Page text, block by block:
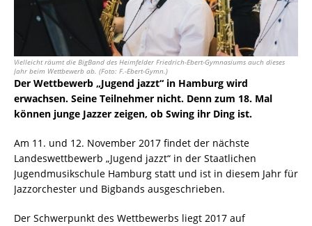
Vielleicht räumt die BigBand des Heimfelder Friedrich-Ebert-Gymnasiums auch dieses
Jahr beim Wettbewerb ab. (Foto: F.-Ebert-Gymn.)
Der Wettbewerb „Jugend jazzt“ in Hamburg wird
erwachsen. Seine Teilnehmer nicht. Denn zum 18. Mal
können junge Jazzer zeigen, ob Swing ihr Ding ist.
Am 11. und 12. November 2017 findet der nächste
Landeswettbewerb „Jugend jazzt“ in der Staatlichen
Jugendmusikschule Hamburg statt und ist in diesem Jahr für
Jazzorchester und Bigbands ausgeschrieben.
Der Schwerpunkt des Wettbewerbs liegt 2017 auf